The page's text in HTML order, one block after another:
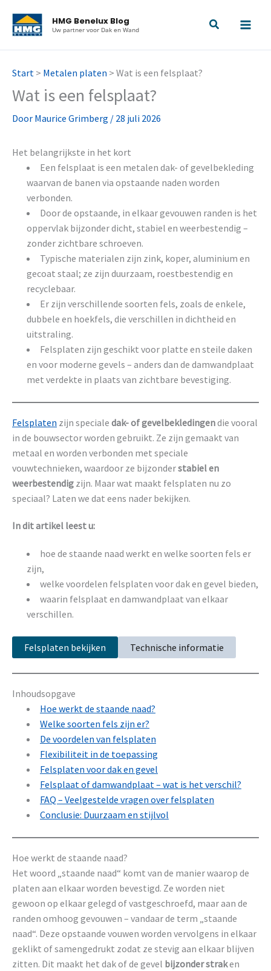
naar
inhoud
HMG Benelux Blog
Uw partner voor Dak en Wand
Start > Metalen platen > Wat is een felsplaat?
Wat is een felsplaat?
Door Maurice Grimberg / 28 juli 2026
Het belangrijkste in het kort
Een felsplaat is een metalen dak- of gevelbekleding
waarvan de banen via opstaande naden worden
verbonden.
Door de opstaande, in elkaar gevouwen randen is het
oppervlak bijzonder dicht, stabiel en weerbestendig –
zonder zichtbare schroeven.
Typische materialen zijn zink, koper, aluminium en
gecoat staal; ze zijn duurzaam, roestbestendig en
recyclebaar.
Er zijn verschillende soorten fels, zoals de enkele,
dubbele en hoekfels, die verschillen in dichtheid en
uitstraling.
Felsplaten zijn geschikt voor platte en steile daken
en voor moderne gevels – anders dan de damwandplaat
met verdekte in plaats van zichtbare bevestiging.
Felsplaten zijn speciale dak- of gevelbekledingendie vooral
in de bouwsector worden gebruikt. Ze zijn gemaakt van
metaal en worden verbonden met speciale
vouwtechnieken, waardoor ze bijzonderstabiel en
weerbestendig zijn. Maar wat maakt felsplaten nu zo
speciaal? Laten we dat eens nader bekijken.
In dit artikel leest u:
hoe de staande naad werkt en welke soorten fels er
zijn,
welke voordelen felsplaten voor dak en gevel bieden,
waarin felsplaat en damwandplaat van elkaar
verschillen.
Felsplaten bekijken Technische informatie
Inhoudsopgave
Hoe werkt de staande naad?
Welke soorten fels zijn er?
De voordelen van felsplaten
Flexibiliteit in de toepassing
Felsplaten voor dak en gevel
Felsplaat of damwandplaat – wat is het verschil?
FAQ – Veelgestelde vragen over felsplaten
Conclusie: Duurzaam en stijlvol
Hoe werkt de staande naad?
Het woord „staande naad“ komt van de manier waarop de
platen aan elkaar worden bevestigd. Ze worden niet
gewoon op elkaar gelegd of vastgeschroefd, maar aan de
randen omhoog gevouwen – vandaar de term „staande
naad“. Deze opstaande vouwen worden vervolgens in elkaar
geklikt of samengedrukt zodat ze stevig aan elkaar blijven
zitten. Dit maakt het dak of de gevel bijzonder straken